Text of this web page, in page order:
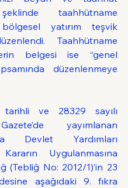
taahhütname
yatırım teşvik
Taahhütname
belgesi ise “genel
düzenlenmeye
tarihli ve 28329 sayılı
yayımlanan
Devlet Yardımları
Uygulanmasına
(Tebliğ No: 2012/1)’in 23
aşağıdaki 9. fıkra